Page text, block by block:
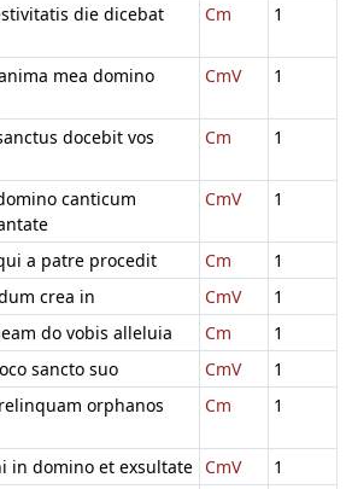
die dicebat
Cm 1
mea domino
CmV 1
docebit vos
Cm 1
canticum
CmV 1
a patre procedit Cm
1
crea in CmV
1
do vobis alleluia Cm
1
sancto suo CmV
1
orphanos
Cm 1
in domino et exsultate CmV
1